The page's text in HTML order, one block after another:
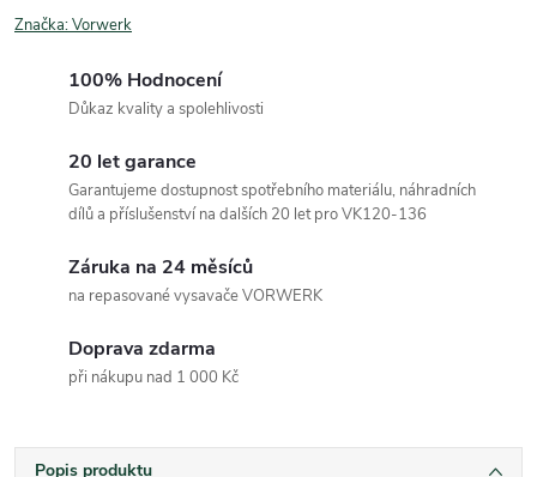
Značka:Vorwerk
100% Hodnocení
Důkaz kvality a spolehlivosti
20 let garance
Garantujeme dostupnost spotřebního materiálu, náhradních
dílů a příslušenství na dalších 20 let pro VK120-136
Záruka na 24 měsíců
na repasované vysavače VORWERK
Doprava zdarma
při nákupu nad 1 000 Kč
Popis produktu